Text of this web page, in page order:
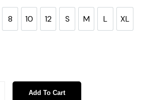
8
8
10
10
12
12
S
S
M
M
L
L
XL
XL
Add To Cart